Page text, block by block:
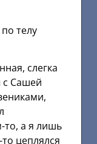
телу
слегка
Сашей
то, а я лишь
цеплялся